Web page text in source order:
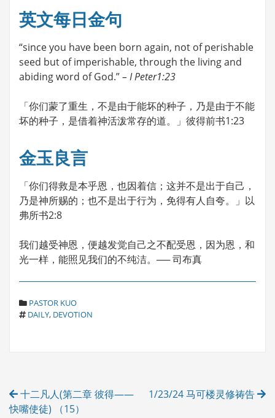
英文每日金句
“since you have been born again, not of perishable
seed but of imperishable, through the living and
abiding word of God.”– I Peter1:23
「你们蒙了重生，不是由于能坏的种子，乃是由于不能
坏的种子，是借着神活泼常存的道。」彼得前书1:23
金玉良言
「你们得救是本乎恩，也因着信；这并不是出于自己，
乃是神所赐的；也不是出于行为，免得有人自夸。」以
弗所书2:8
我们越受神恩，便越发觉自己之不配受恩，因为恩，和
光一样，能照见我们的不纯洁。── 司布真
C
A
E
S
PASTOR KUO
T
DAILY, DEVOTION
Post
navigation
十二凡人(第二章 彼得——
快嘴使徒) （15）
1/23/24 马可楼灵修祷告